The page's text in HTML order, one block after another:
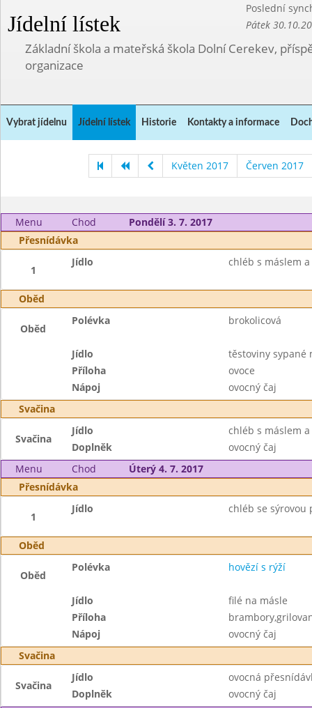
Jídelní lístek
Poslední
Pátek
Základní škola a mateřská škola Dolní Cerekev,
organizace
Vybrat jídelnu Jídelní lístek Historie Kontakty a informace
Květen 2017 Červen 2017
Menu Chod
Pondělí 3. 7. 2017
Přesnídávka
1
Jídlo chléb s máslem
Oběd
Oběd
Polévka brokolicová
Jídlo
těstoviny sypané
Příloha
ovoce
Nápoj
ovocný čaj
Svačina
Svačina
Jídlo
chléb s máslem
Doplněk
ovocný čaj
Menu
Chod
Úterý 4. 7. 2017
Přesnídávka
1
Jídlo chléb se sýrovou
Oběd
Oběd
Polévka hovězí s rýží
Jídlo
filé na másle
Příloha
Nápoj
ovocný čaj
Svačina
Svačina
Jídlo
ovocná
Doplněk
ovocný čaj